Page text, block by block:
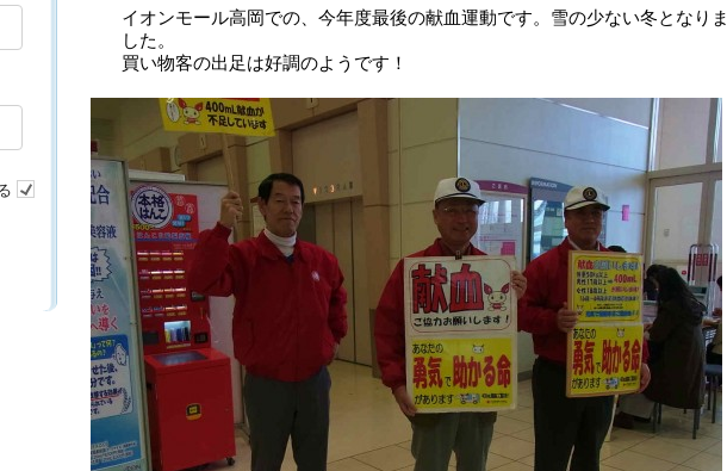
イオンモール高岡での、今年度最後の献血運動です。雪の少ない冬となりま
した。
買い物客の出足は好調のようです！